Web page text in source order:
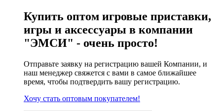
Купить оптом игровые приставки,
игры и аксессуары в компании
"ЭМСИ" - очень просто!
Отправьте заявку на регистрацию вашей Компании, и
наш менеджер свяжется с вами в самое ближайшее
время, чтобы подтвердить вашу регистрацию.
Хочу стать оптовым покупателем!